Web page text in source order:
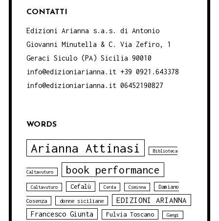
CONTATTI
Edizioni Arianna s.a.s. di Antonio
Giovanni Minutella & C. Via Zefiro, 1
Geraci Siculo (PA) Sicilia 90010
info@edizioniarianna.it +39 0921.643378
info@edizioniarianna.it 06452190827
WORDS
Arianna Attinasi Biblioteca
Caltavuturo book performance
Caltavuturo Cefalù Cerda Ciminna Damiano
Cosenza donne siciliane EDIZIONI ARIANNA
Francesco Giunta Fulvia Toscano Gangi